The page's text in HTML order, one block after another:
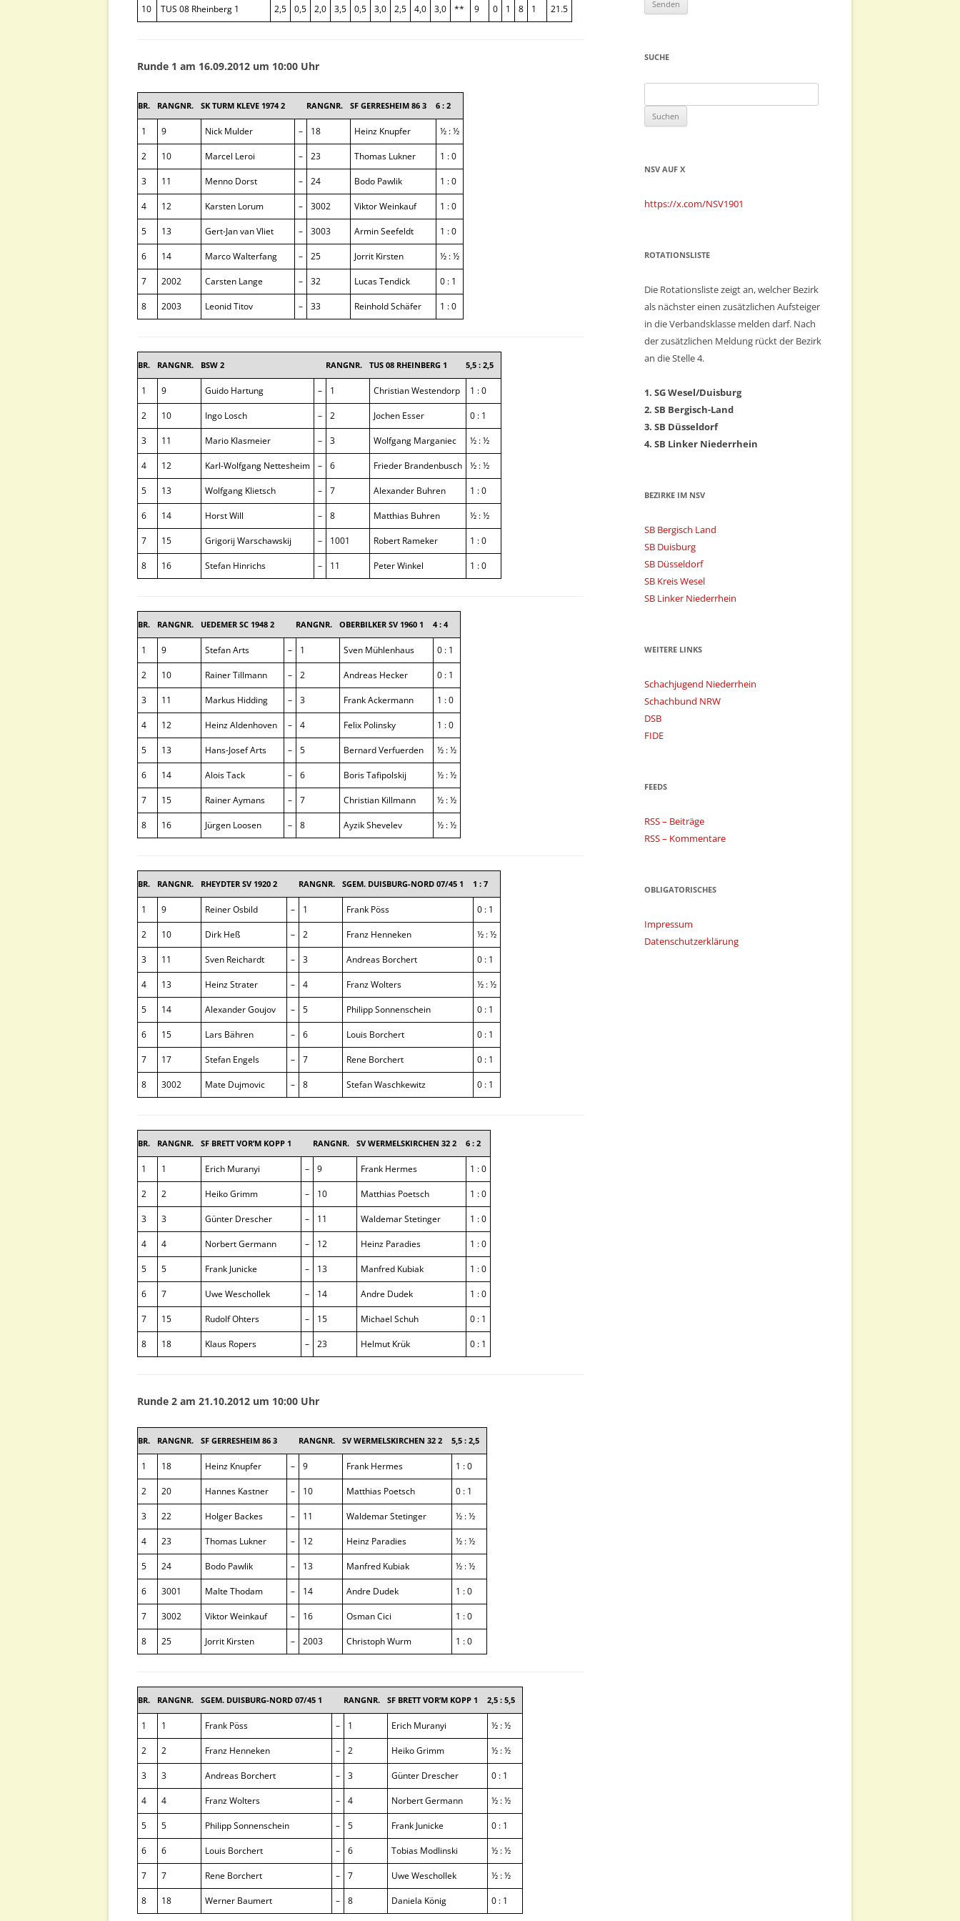
10 TUS 08 Rheinberg 1 2,5 0,5 2,0 3,5 0,5 3,0 2,5 4,0 3,0 ** 9 0 1 8 1 21.5
Runde 1 am 16.09.2012 um 10:00 Uhr
BR. RANGNR. SK TURM KLEVE 1974 2 RANGNR. SF GERRESHEIM 86 3 6 : 2
1 9 Nick Mulder – 18 Heinz Knupfer ½ : ½
2 10 Marcel Leroi – 23 Thomas Lukner 1 : 0
3 11 Menno Dorst – 24 Bodo Pawlik 1 : 0
4 12 Karsten Lorum – 3002 Viktor Weinkauf 1 : 0
5 13 Gert-Jan van Vliet – 3003 Armin Seefeldt 1 : 0
6 14 Marco Walterfang – 25 Jorrit Kirsten ½ : ½
7 2002 Carsten Lange – 32 Lucas Tendick 0 : 1
8 2003 Leonid Titov – 33 Reinhold Schäfer 1 : 0
BR. RANGNR. BSW 2 RANGNR. TUS 08 RHEINBERG 1 5,5 : 2,5
1 9 Guido Hartung – 1 Christian Westendorp 1 : 0
2 10 Ingo Losch – 2 Jochen Esser 0 : 1
3 11 Mario Klasmeier – 3 Wolfgang Marganiec ½ : ½
4 12 Karl-Wolfgang Nettesheim – 6 Frieder Brandenbusch ½ : ½
5 13 Wolfgang Klietsch – 7 Alexander Buhren 1 : 0
6 14 Horst Will – 8 Matthias Buhren ½ : ½
7 15 Grigorij Warschawskij – 1001 Robert Rameker 1 : 0
8 16 Stefan Hinrichs – 11 Peter Winkel 1 : 0
BR. RANGNR. UEDEMER SC 1948 2 RANGNR. OBERBILKER SV 1960 1 4 : 4
1 9 Stefan Arts – 1 Sven Mühlenhaus 0 : 1
2 10 Rainer Tillmann – 2 Andreas Hecker 0 : 1
3 11 Markus Hidding – 3 Frank Ackermann 1 : 0
4 12 Heinz Aldenhoven – 4 Felix Polinsky 1 : 0
5 13 Hans-Josef Arts – 5 Bernard Verfuerden ½ : ½
6 14 Alois Tack – 6 Boris Tafipolskij ½ : ½
7 15 Rainer Aymans – 7 Christian Killmann ½ : ½
8 16 Jürgen Loosen – 8 Ayzik Shevelev ½ : ½
BR. RANGNR. RHEYDTER SV 1920 2 RANGNR. SGEM. DUISBURG-NORD 07/45 1 1 : 7
1 9 Reiner Osbild – 1 Frank Pöss 0 : 1
2 10 Dirk Heß – 2 Franz Henneken ½ : ½
3 11 Sven Reichardt – 3 Andreas Borchert 0 : 1
4 13 Heinz Strater – 4 Franz Wolters ½ : ½
5 14 Alexander Goujov – 5 Philipp Sonnenschein 0 : 1
6 15 Lars Bähren – 6 Louis Borchert 0 : 1
7 17 Stefan Engels – 7 Rene Borchert 0 : 1
8 3002 Mate Dujmovic – 8 Stefan Waschkewitz 0 : 1
BR. RANGNR. SF BRETT VOR’M KOPP 1 RANGNR. SV WERMELSKIRCHEN 32 2 6 : 2
1 1 Erich Muranyi – 9 Frank Hermes 1 : 0
2 2 Heiko Grimm – 10 Matthias Poetsch 1 : 0
3 3 Günter Drescher – 11 Waldemar Stetinger 1 : 0
4 4 Norbert Germann – 12 Heinz Paradies 1 : 0
5 5 Frank Junicke – 13 Manfred Kubiak 1 : 0
6 7 Uwe Weschollek – 14 Andre Dudek 1 : 0
7 15 Rudolf Ohters – 15 Michael Schuh 0 : 1
8 18 Klaus Ropers – 23 Helmut Krük 0 : 1
Runde 2 am 21.10.2012 um 10:00 Uhr
BR. RANGNR. SF GERRESHEIM 86 3 RANGNR. SV WERMELSKIRCHEN 32 2 5,5 : 2,5
1 18 Heinz Knupfer – 9 Frank Hermes 1 : 0
2 20 Hannes Kastner – 10 Matthias Poetsch 0 : 1
3 22 Holger Backes – 11 Waldemar Stetinger ½ : ½
4 23 Thomas Lukner – 12 Heinz Paradies ½ : ½
5 24 Bodo Pawlik – 13 Manfred Kubiak ½ : ½
6 3001 Malte Thodam – 14 Andre Dudek 1 : 0
7 3002 Viktor Weinkauf – 16 Osman Cici 1 : 0
8 25 Jorrit Kirsten – 2003 Christoph Wurm 1 : 0
BR. RANGNR. SGEM. DUISBURG-NORD 07/45 1 RANGNR. SF BRETT VOR’M KOPP 1 2,5 : 5,5
1 1 Frank Pöss – 1 Erich Muranyi ½ : ½
2 2 Franz Henneken – 2 Heiko Grimm ½ : ½
3 3 Andreas Borchert – 3 Günter Drescher 0 : 1
4 4 Franz Wolters – 4 Norbert Germann ½ : ½
5 5 Philipp Sonnenschein – 5 Frank Junicke 0 : 1
6 6 Louis Borchert – 6 Tobias Modlinski ½ : ½
7 7 Rene Borchert – 7 Uwe Weschollek ½ : ½
8 18 Werner Baumert – 8 Daniela König 0 : 1
SUCHE
nach:
NSV AUF X
https://x.com/NSV1901
ROTATIONSLISTE
Die Rotationsliste zeigt an, welcher Bezirk
als nächster einen zusätzlichen Aufsteiger
in die Verbandsklasse melden darf. Nach
der zusätzlichen Meldung rückt der Bezirk
an die Stelle 4.
1. SG Wesel/Duisburg
2. SB Bergisch-Land
3. SB Düsseldorf
4. SB Linker Niederrhein
BEZIRKE IM NSV
SB Bergisch Land
SB Duisburg
SB Düsseldorf
SB Kreis Wesel
SB Linker Niederrhein
WEITERE LINKS
Schachjugend Niederrhein
Schachbund NRW
DSB
FIDE
FEEDS
RSS – Beiträge
RSS – Kommentare
OBLIGATORISCHES
Impressum
Datenschutzerklärung